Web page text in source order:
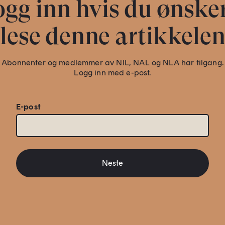
inn hvis du
lese denne artikkelen
Abonnenter og medlemmer av NIL, NAL og NLA har tilgang.
Logg inn med e-post.
E-post
Neste